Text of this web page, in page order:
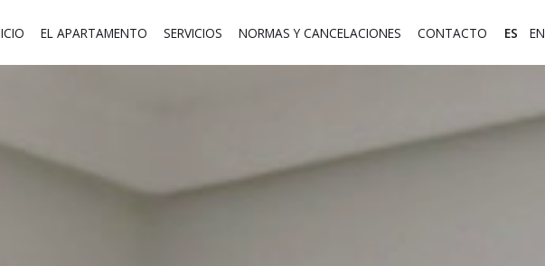
EL APARTAMENTO SERVICIOS NORMAS Y CANCELACIONES CONTACTO EN
ES